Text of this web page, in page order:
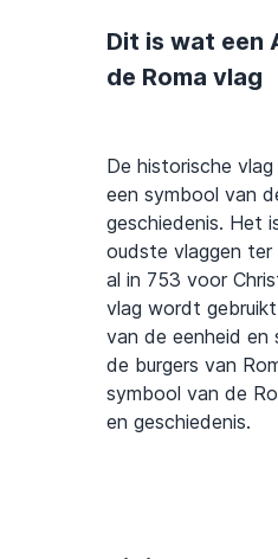
Dit is wat een
de Roma vlag
De historische
een symbool van
geschiedenis. Het
oudste vlaggen ter
al in 753 voor
vlag wordt
van de eenheid en
de burgers van
symbool van de
en geschiedenis.